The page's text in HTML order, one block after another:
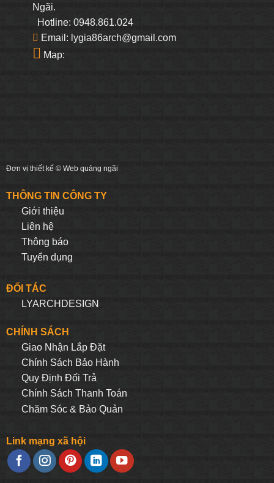
Ngãi.
Hotline: 0948.861.024
Email: lygia86arch@gmail.com
Map:
Đơn vị thiết kế © Web quảng ngãi
THÔNG TIN CÔNG TY
Giới thiệu
Liên hệ
Thông báo
Tuyển dụng
ĐỐI TÁC
LYARCHDESIGN
CHÍNH SÁCH
Giao Nhận Lắp Đặt
Chính Sách Bảo Hành
Quy Định Đối Trả
Chính Sách Thanh Toán
Chăm Sóc & Bảo Quản
Link mạng xã hội